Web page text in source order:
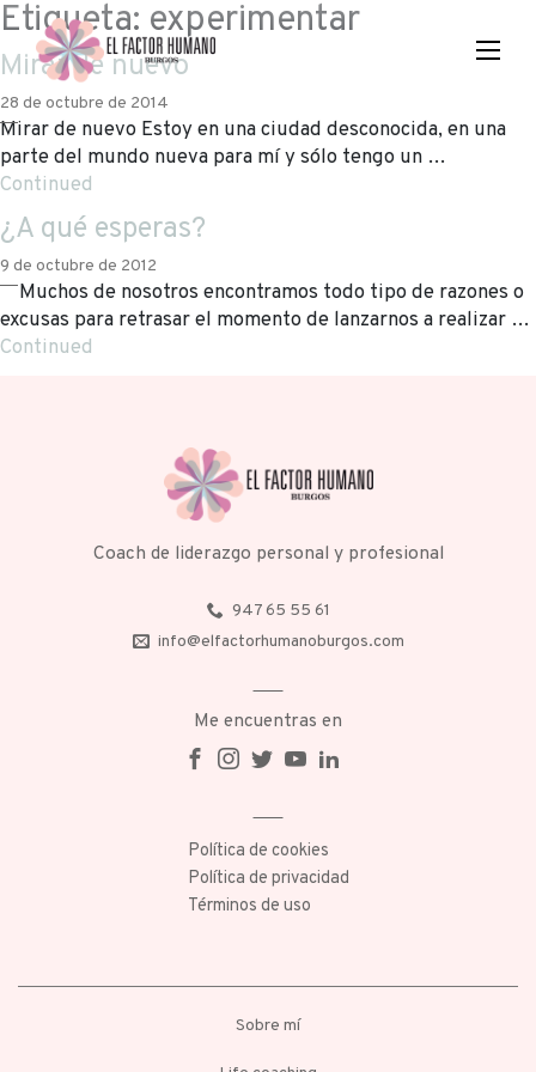
Etiqueta: experimentar
Mirar de nuevo
28 de octubre de 2014
Mirar de nuevo Estoy en una ciudad desconocida, en una
parte del mundo nueva para mí y sólo tengo un …
Continued
¿A qué esperas?
9 de octubre de 2012
Muchos de nosotros encontramos todo tipo de razones o
excusas para retrasar el momento de lanzarnos a realizar …
Continued
Coach de liderazgo personal y profesional
947 65 55 61
info@elfactorhumanoburgos.com
Me encuentras en
Política de cookies
Política de privacidad
Términos de uso
Sobre mí